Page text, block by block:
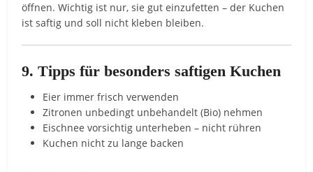
öffnen. Wichtig ist nur, sie gut einzufetten – der Kuchen
ist saftig und soll nicht kleben bleiben.
9. Tipps für besonders saftigen Kuchen
Eier immer frisch verwenden
Zitronen unbedingt unbehandelt (Bio) nehmen
Eischnee vorsichtig unterheben – nicht rühren
Kuchen nicht zu lange backen